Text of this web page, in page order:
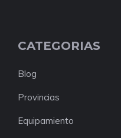
CATEGORIAS
Blog
Provincias
Equipamiento